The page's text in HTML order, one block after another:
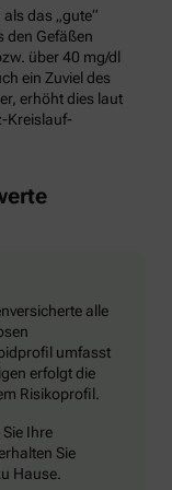
das „gute“
den Gefäßen
über 40 mg/dl
ein Zuviel des
erhöht dies laut
Kreislauf-
alle
umfasst
erfolgt die
Risikoprofil.
Ihre
Sie
Hause.